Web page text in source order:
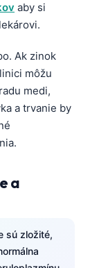
aby si
Ak zinok
môžu
medi,
a trvanie by
a
sú zložité,